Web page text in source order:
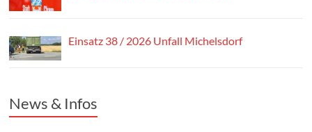
Einsatz 38 / 2026 Unfall Michelsdorf
News & Infos